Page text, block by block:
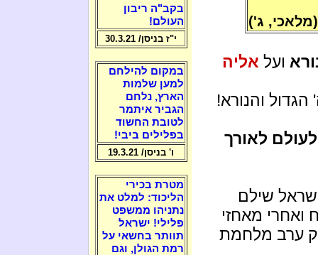
(מלאכי, ג')
ועל אליה
והנורא!
לאורך
שילם
ואחרי מאחזי
ערב מלחמת
בקב"ה ריבון
העולם!
י"ז בניסן/ 30.3.21
במקום להילחם
למען שלמות
הארץ, נלחם
הגביר איתמר
לטובת החשוד
בפלילים ביבי!
ו' בניסן/ 19.3.21
מטרת בכירי
הליכוד: למלט את
נתניהו ממשפט
פלילי! ישראל
תוותר בחשאי על
רמת הגולן, וגם